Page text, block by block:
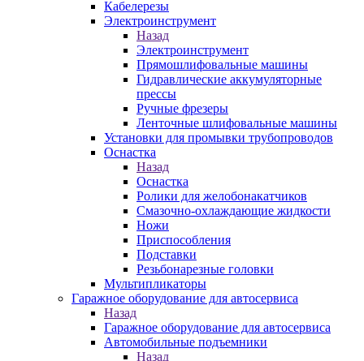
Кабелерезы
Электроинструмент
Назад
Электроинструмент
Прямошлифовальные машины
Гидравлические аккумуляторные
прессы
Ручные фрезеры
Ленточные шлифовальные машины
Установки для промывки трубопроводов
Оснастка
Назад
Оснастка
Ролики для желобонакатчиков
Смазочно-охлаждающие жидкости
Ножи
Приспособления
Подставки
Резьбонарезные головки
Мультипликаторы
Гаражное оборудование для автосервиса
Назад
Гаражное оборудование для автосервиса
Автомобильные подъемники
Назад